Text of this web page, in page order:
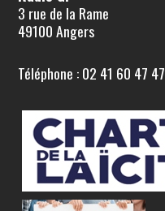
3 rue de la Rame
49100 Angers
Téléphone : 02 41 60 47 47